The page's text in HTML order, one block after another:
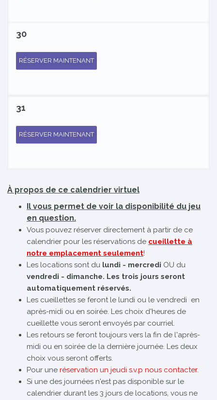
30
RÉSERVER MAINTENANT
31
RÉSERVER MAINTENANT
À propos de ce calendrier virtuel
Il vous permet de voir la disponibilité du jeu
en question.
Vous pouvez réserver directement à partir de ce
calendrier pour les réservations de cueillette à
notre emplacement seulement!
Les locations sont du lundi - mercredi OU du
vendredi - dimanche. Les trois jours seront
automatiquement réservés.
Les cueillettes se feront le lundi ou le vendredi en
après-midi ou en soirée. Les choix d'heures de
cueillette vous seront envoyés par courriel.
Les retours se feront toujours vers la fin de l'après-
midi ou en soirée de la dernière journée. Les deux
choix vous seront offerts.
Pour une réservation un jeudi s.v.p nous contacter.
Si une des journées n'est pas disponible sur le
calendrier durant les 3 jours de locations, vous ne